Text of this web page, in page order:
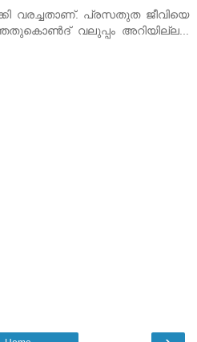
വരച്ചതാണ്‌. പ്രസതുത ജീവിയെ
വലുപ്പം അറിയില്ല...